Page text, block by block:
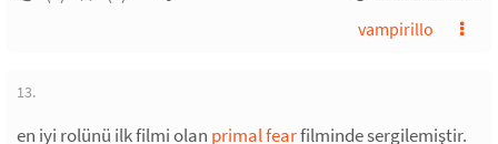
vampirillo
13.
en iyi rolünü ilk filmi olan primal fearfilminde sergilemiştir.